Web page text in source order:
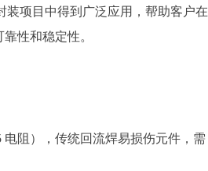
装项目中得到广泛应用，帮助客户在
性和稳定性。
电阻），传统回流焊易损伤元件，需